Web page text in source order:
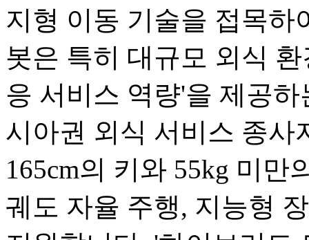
지형 이동 기술을 접목하
봇은 특히 대규모 외식
응 서비스 역량'을 제공
시아권 외식 서비스 종사
165cm의 키와 55kg 미만
궤도 자율 주행, 지능형